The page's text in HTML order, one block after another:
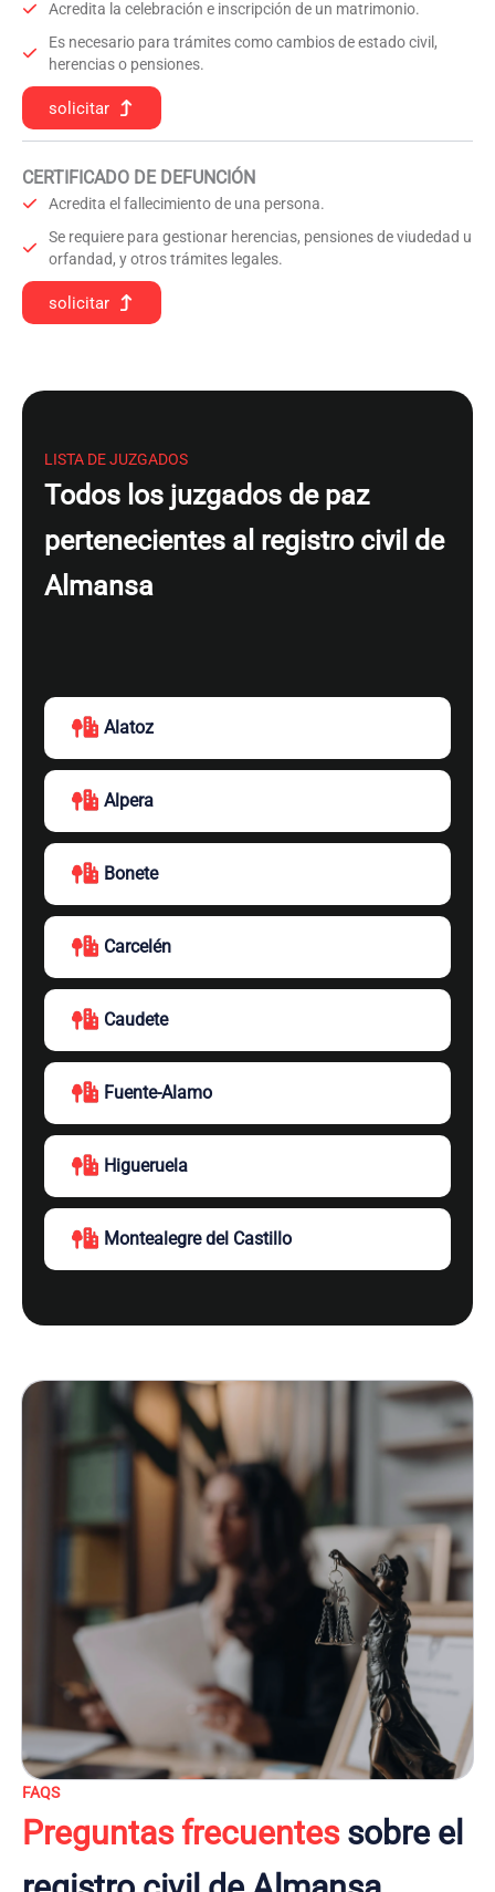
Acredita la celebración e inscripción de un matrimonio.
Es necesario para trámites como cambios de estado civil,
herencias o pensiones.
solicitar
CERTIFICADO DE DEFUNCIÓN
Acredita el fallecimiento de una persona.
Se requiere para gestionar herencias, pensiones de viudedad u
orfandad, y otros trámites legales.
solicitar
LISTA DE JUZGADOS
Todos los juzgados de paz
pertenecientes al registro civil de
Almansa
Alatoz
Alpera
Bonete
Carcelén
Caudete
Fuente-Alamo
Higueruela
Montealegre del Castillo
FAQS
Preguntas frecuentessobre el